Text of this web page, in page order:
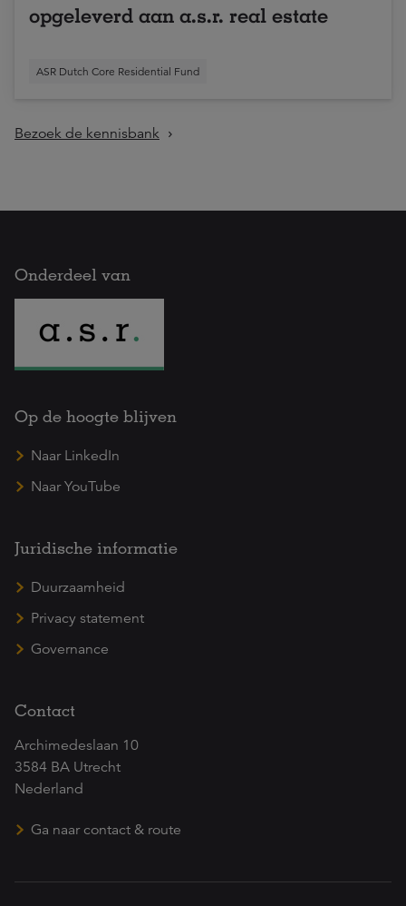
opgeleverd aan a.s.r. real estate
ASR Dutch Core Residential Fund
Bezoek de kennisbank
Onderdeel van
Op de hoogte blijven
Naar LinkedIn
Naar YouTube
Juridische informatie
Duurzaamheid
Privacy statement
Governance
Contact
Archimedeslaan 10
3584 BA Utrecht
Nederland
Ga naar contact & route